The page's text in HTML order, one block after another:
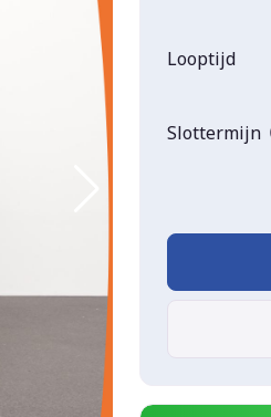
Looptijd
Slottermijn